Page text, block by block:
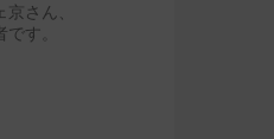
さん、
す。